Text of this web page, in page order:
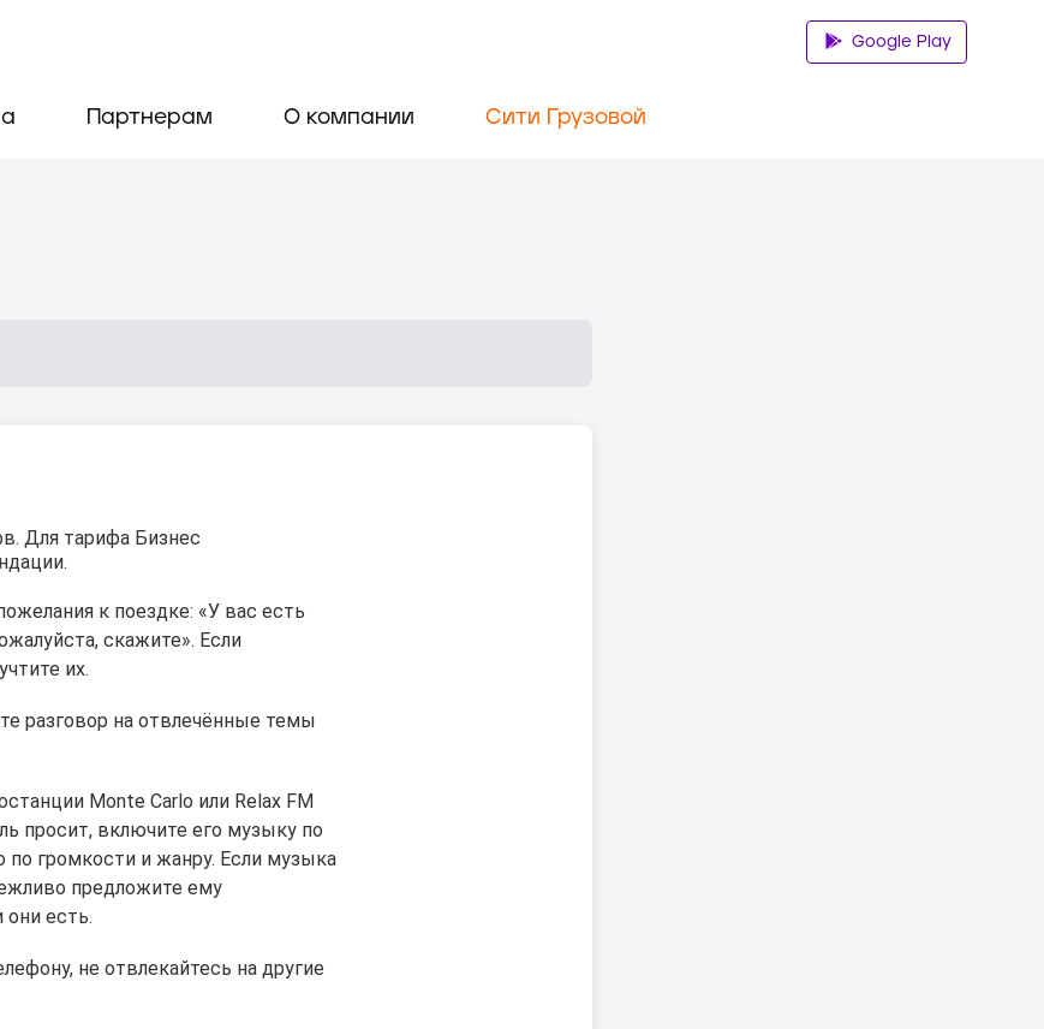
Google Play
Партнерам О компании Сити Грузовой
Для тарифа Бизнес
к поездке: «У вас есть
скажите». Если
их.
разговор на отвлечённые темы
Monte Carlo или Relax FM
просит, включите его музыку по
по громкости и жанру. Если музыка
предложите ему
они есть.
не отвлекайтесь на другие